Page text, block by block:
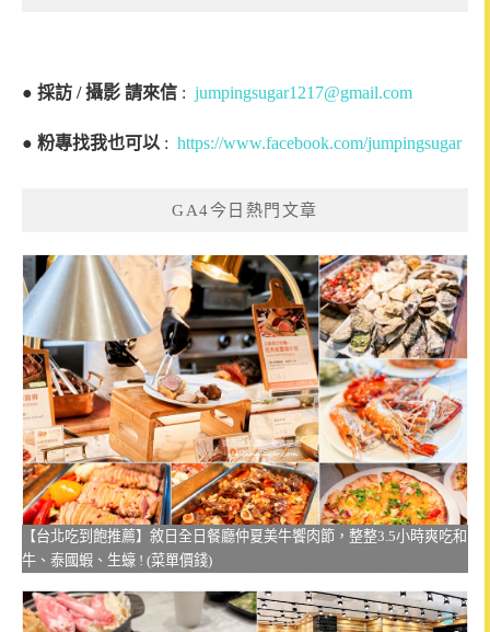
● 採訪 / 攝影 請來信 : jumpingsugar1217@gmail.com
● 粉專找我也可以 : https://www.facebook.com/jumpingsugar
GA4今日熱門文章
【台北吃到飽推薦】敘日全日餐廳仲夏美牛饗肉節，整整3.5小時爽吃和
牛、泰國蝦、生蠔 ! (菜單價錢)